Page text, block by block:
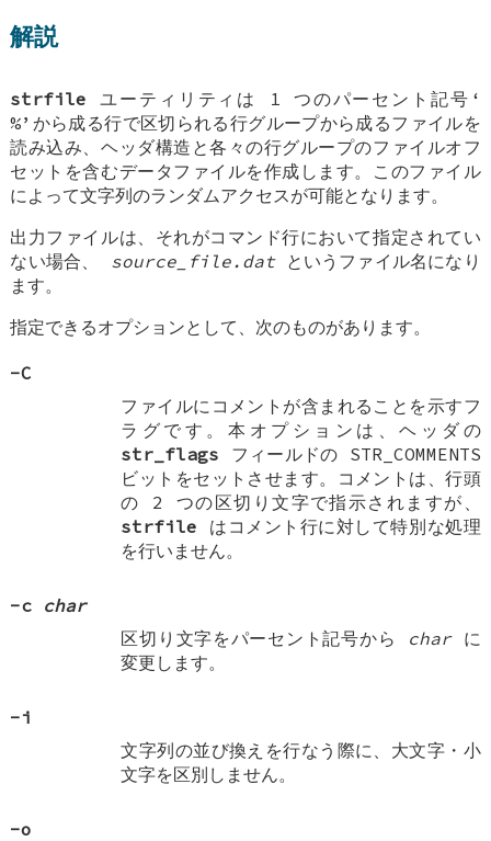
解説
strfile ユーティリティは 1 つのパーセント記号‘
%’から成る行で区切られる行グループから成るファイルを
読み込み、ヘッダ構造と各々の行グループのファイルオフ
セットを含むデータファイルを作成します。このファイル
によって文字列のランダムアクセスが可能となります。
出力ファイルは、それがコマンド行において指定されてい
ない場合、 source_file.datというファイル名になり
ます。
指定できるオプションとして、次のものがあります。
-C
ファイルにコメントが含まれることを示すフ
ラグです。本オプションは、ヘッダの
str_flags フィールドの STR_COMMENTS
ビットをセットさせます。コメントは、行頭
の 2 つの区切り文字で指示されますが、
strfile はコメント行に対して特別な処理
を行いません。
-c char
区切り文字をパーセント記号から
charに
変更します。
-i
文字列の並び換えを行なう際に、大文字・小
文字を区別しません。
-o